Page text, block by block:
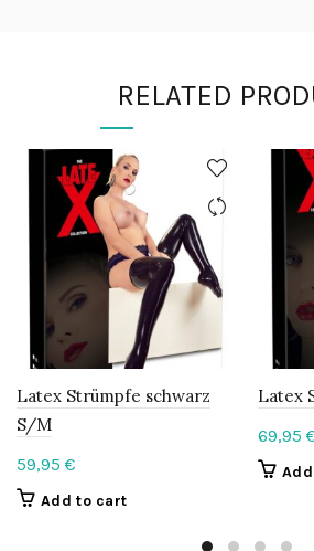
RELATED
Latex Strümpfe schwarz
S/M
59,95 €
Add to cart
Latex
69,95